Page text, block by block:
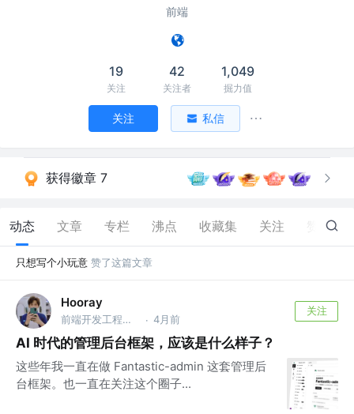
前端
19
关注
42
关注者
1,049
掘力值
关注 私信
获得徽章 7
动态 文章 专栏 沸点 收藏集 关注 186
只想写个小玩意 赞了这篇文章
Hooray
前端开发工程师 @undefined · 4月前
关注
AI 时代的管理后台框架，应该是什么样子？
这些年我一直在做 Fantastic-admin 这套管理后
台框架。也一直在关注这个圈子...